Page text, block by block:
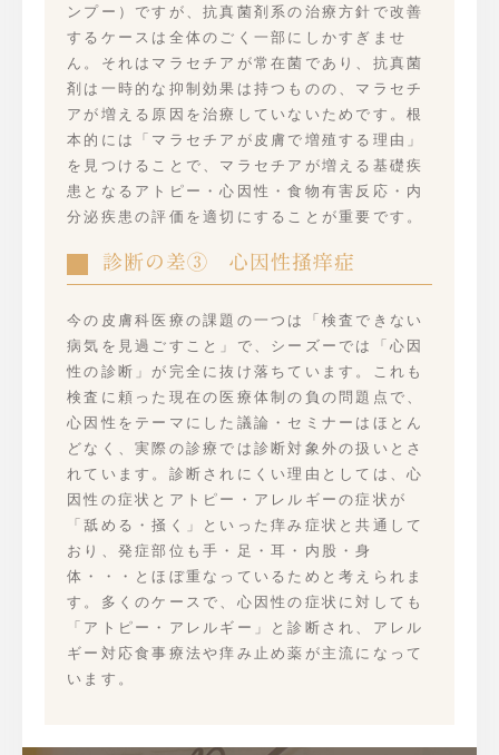
ンプー）ですが、抗真菌剤系の治療方針で改善
するケースは全体のごく一部にしかすぎませ
ん。それはマラセチアが常在菌であり、抗真菌
剤は一時的な抑制効果は持つものの、マラセチ
アが増える原因を治療していないためです。根
本的には「マラセチアが皮膚で増殖する理由」
を見つけることで、マラセチアが増える基礎疾
患となるアトピー・心因性・食物有害反応・内
分泌疾患の評価を適切にすることが重要です。
診断の差③ 心因性掻痒症
今の皮膚科医療の課題の一つは「検査できない
病気を見過ごすこと」で、シーズーでは「心因
性の診断」が完全に抜け落ちています。これも
検査に頼った現在の医療体制の負の問題点で、
心因性をテーマにした議論・セミナーはほとん
どなく、実際の診療では診断対象外の扱いとさ
れています。診断されにくい理由としては、心
因性の症状とアトピー・アレルギーの症状が
「舐める・掻く」といった痒み症状と共通して
おり、発症部位も手・足・耳・内股・身
体・・・とほぼ重なっているためと考えられま
す。多くのケースで、心因性の症状に対しても
「アトピー・アレルギー」と診断され、アレル
ギー対応食事療法や痒み止め薬が主流になって
います。